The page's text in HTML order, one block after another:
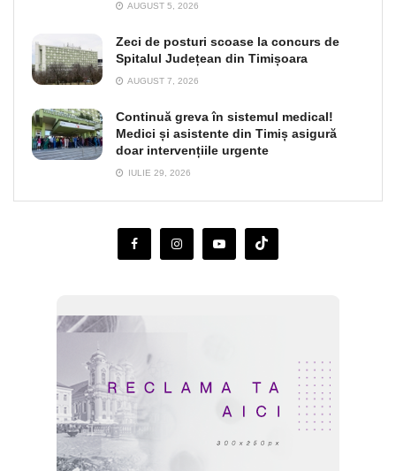
AUGUST 5, 2026
Zeci de posturi scoase la concurs de
Spitalul Județean din Timișoara
AUGUST 7, 2026
Continuă greva în sistemul medical!
Medici și asistente din Timiș asigură
doar intervențiile urgente
IULIE 29, 2026